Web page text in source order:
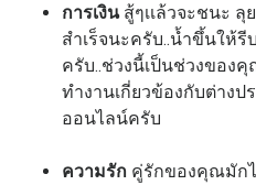
การเงิน สู้ๆเเล้วจะชนะ
สำเร็จนะครับ..น้ำขึ้นให้
ครับ..ช่วงนี้เป็นช่วงของ
ทำงานเกี่ยวข้องกับต่างป
ออนไลน์ครับ
ความรัก คู่รักของคุณมัก